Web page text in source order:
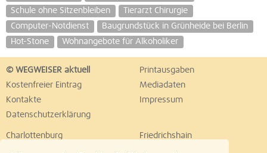
Schule ohne Sitzenbleiben
Tierarzt Chirurgie
Computer-Notdienst
Baugrundstück in Grünheide bei Berlin
Hot-Stone
Wohnangebote für Alkoholiker
© WEGWEISER aktuell
Printausgaben
Kostenfreier Eintrag
Mediadaten
Kontakte
Impressum
Datenschutzerklärung
Charlottenburg
Friedrichshain